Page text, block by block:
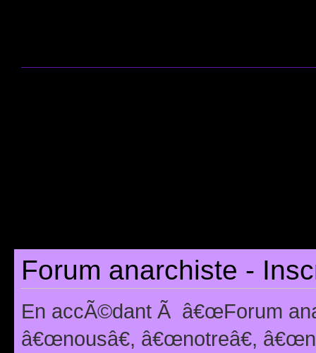
Forum anarchiste -
En accÃ©dant Ã â€œForum
â€œnousâ€, â€œnotreâ€,